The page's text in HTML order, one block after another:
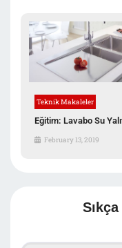
Teknik Makaleler
Eğitim: Lavabo Su
February 13, 2019